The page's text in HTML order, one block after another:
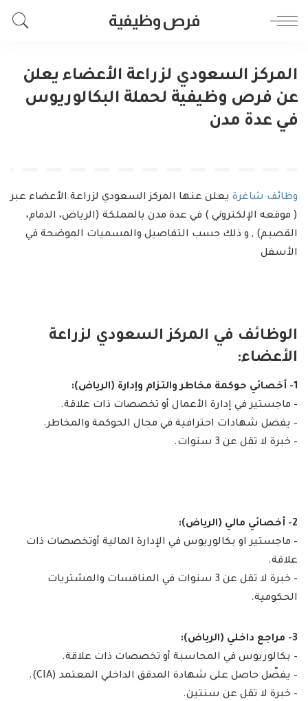
فرص وظيفية
المركز السعودي لزراعة الأعضاء يعلن
عن فرص وظيفية لحملة البكالوريوس
في عدة مدن
وظائف شاغرة يعلن عنها المركز السعودي لزراعة الأعضاء عبر
( موقعه الإلكتروني ) في عدة مدن بالمملكة (الرياض، الدمام،
القصيم) , و ذلك حسب التفاصيل والمسميات الموضحة في
الأسفل
الوظائف في المركز السعودي لزراعة
الأعضاء:
1- أخصائي حوكمة مخاطر والتزام وإدارة (الرياض):
– ماجستير في إدارة الأعمال أو تخصصات ذات علاقة.
– يفضل شهادات احترافية في مجال الحوكمة والمخاطر.
– خبرة لا تقل عن 3 سنوات.
2- أخصائي مالي (الرياض):
– ماجستير او بكالوريوس في الإدارة المالية أوتخصصات ذات
علاقة.
– خبرة لا تقل عن 3 سنوات في المنافسات والمشتريات
الحكومية.
3- مراجع داخلي (الرياض):
– بكالوريوس في المحاسبة أو تخصصات ذات علاقة.
– يفضّل حاصل على شهادة المدقق الداخلي المعتمد (CIA).
– خبرة لا تقل عن سنتين.